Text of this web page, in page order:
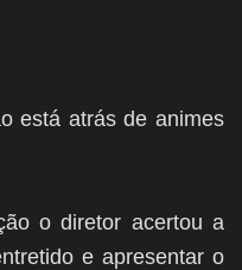
está atrás de animes
o diretor acertou a
e apresentar o